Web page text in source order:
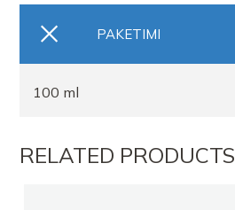
PAKETIMI
100 ml
RELATED PRODUCTS